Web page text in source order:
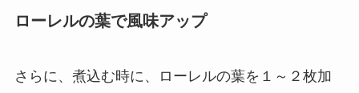
ローレルの葉で風味アップ
さらに、煮込む時に、ローレルの葉を１～２枚加